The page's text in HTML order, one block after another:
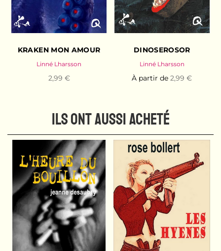
KRAKEN MON AMOUR
Linné Lharsson
2,99 €
DINOSEROSOR
Linné Lharsson
À partir de2,99 €
ILS ONT AUSSI ACHETÉ